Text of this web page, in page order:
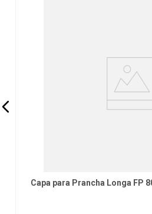
Capa para Prancha Longa FP